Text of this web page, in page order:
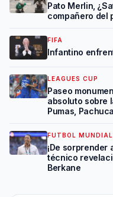
Pato Merlin,
compañero del
FIFA
Infantino
LEAGUES CUP
Paseo
absoluto sobre
Pumas,
FUTBOL MUNDIAL
¡De sorprender
técnico
Berkane